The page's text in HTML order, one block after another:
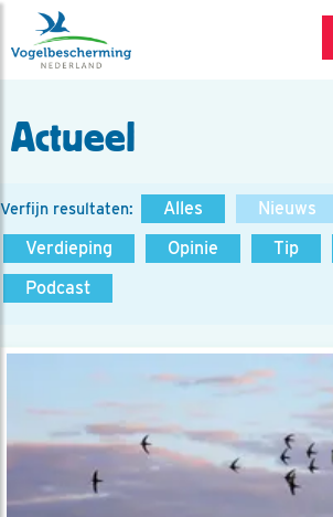
Actueel
Verfijn resultaten: Alles Nieuws
Verdieping
Opinie Tip
Podcast